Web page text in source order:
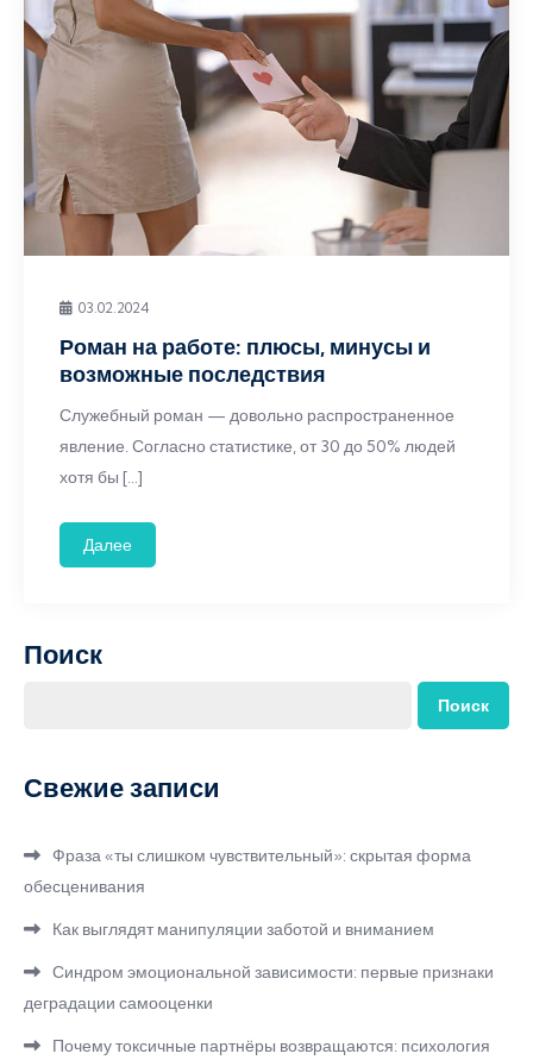
03.02.2024
Роман на работе: плюсы, минусы и
возможные последствия
Служебный роман — довольно распространенное
явление. Согласно статистике, от 30 до 50% людей
хотя бы […]
Далее
Поиск
Поиск
Свежие записи
Фраза «ты слишком чувствительный»: скрытая форма
обесценивания
Как выглядят манипуляции заботой и вниманием
Синдром эмоциональной зависимости: первые признаки
деградации самооценки
Почему токсичные партнёры возвращаются: психология